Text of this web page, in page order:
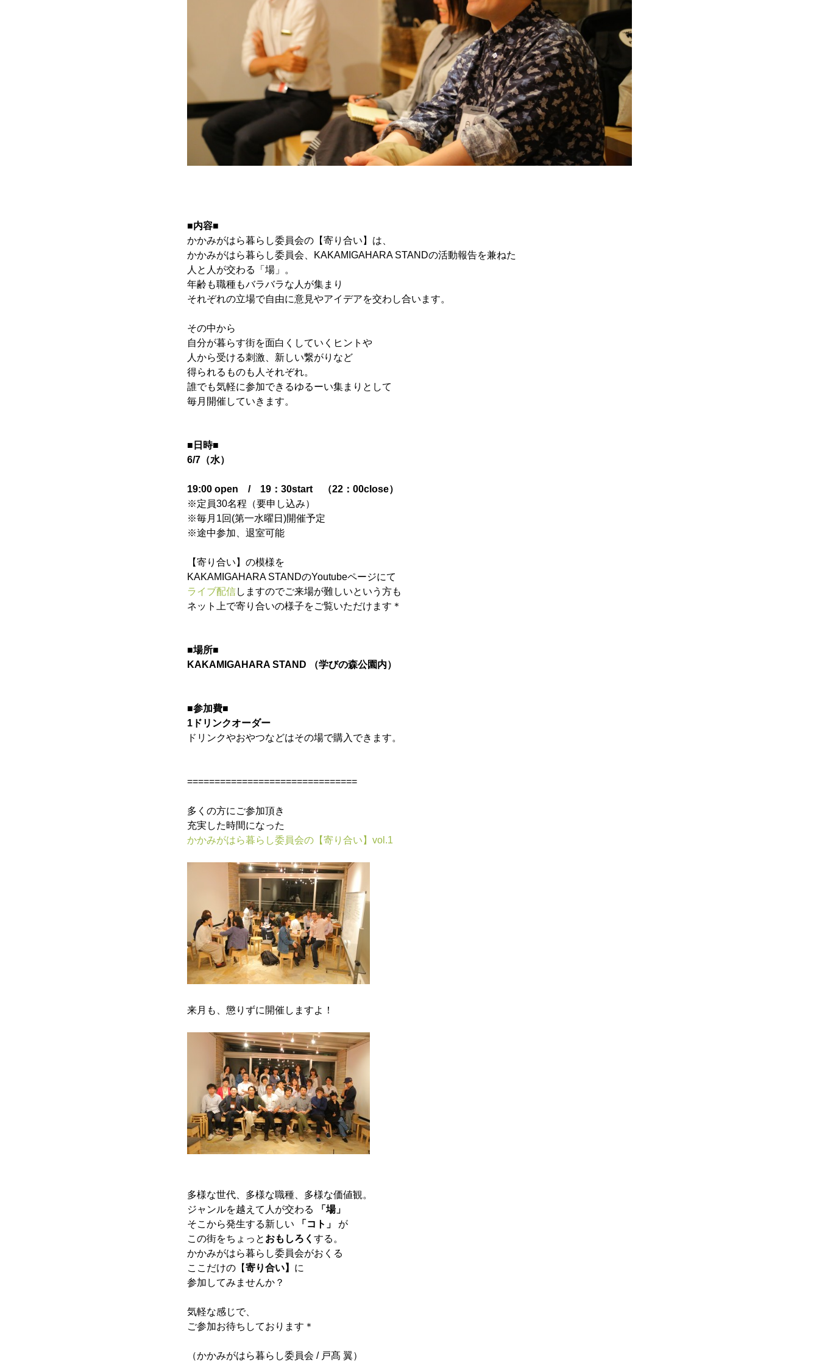
かかみがはら暮らし委員会とは？
Instagram
■内容■
かかみがはら暮らし委員会の【寄り合い】は、
かかみがはら暮らし委員会、KAKAMIGAHARA STANDの活動報告を兼ねた
人と人が交わる「場」。
年齢も職種もバラバラな人が集まり
それぞれの立場で自由に意見やアイデアを交わし合います。
その中から
自分が暮らす街を面白くしていくヒントや
人から受ける刺激、新しい繋がりなど
得られるものも人それぞれ。
誰でも気軽に参加できるゆるーい集まりとして
毎月開催していきます。
■日時■
6/7（水）
19:00 open / 19：30start （22：00close）
※定員30名程（要申し込み）
※毎月1回(第一水曜日)開催予定
※途中参加、退室可能
【寄り合い】の模様を
KAKAMIGAHARA STANDのYoutubeページにて
ライブ配信しますのでご来場が難しいという方も
ネット上で寄り合いの様子をご覧いただけます＊
■場所■
KAKAMIGAHARA STAND （学びの森公園内）
■参加費■
1ドリンクオーダー
ドリンクやおやつなどはその場で購入できます。
===============================
多くの方にご参加頂き
充実した時間になった
かかみがはら暮らし委員会の【寄り合い】vol.1
来月も、 懲りずに 開催しますよ！
多様な世代、多様な職種、多様な価値観。
ジャンルを越えて人が交わる
「場」
そこから発生する新しい
「コト」 が
この街をちょっと おもしろく する。
かかみがはら暮らし委員会がおくる
ここだけの【寄り合い】 に
参加してみませんか？
気軽な感じで、
ご参加お待ちしております＊
（かかみがはら暮らし委員会 / 戸髙 翼）